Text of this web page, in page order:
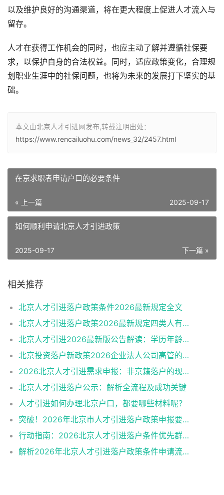
以及维护良好的沟通渠道，将在更大程度上促进人才流入与
留存。
人才在获得工作机会的同时，也应主动了解并遵循社保要
求，以保护自身的合法权益。同时，适应政策变化，合理规
划职业生涯中的社保问题，也将为未来的发展打下坚实的基
础。
本文由北京人才引进网发布,转载注明出处：
https://www.rencailuohu.com/news_32/2457.html
在京求职者申请户口的必要条件
« 上一篇 2025-09-17
如何顺利申请北京人才引进政策
下一篇 »
2025-09-17
相关推荐
北京人才引进落户政策条件2026最新规定全文
北京人才引进落户政策2026最新规定四类人有资格
北京人才引进2026最新版公告解读：学历年龄是门槛
北京投资落户新政策2026企业法人公司高管的福音
2026北京人才引进需求申报：非京籍落户的现状与困境
北京人才引进落户公示：解析全流程及成功关键
人才引进如何办理北京户口，都要哪些材料呢？
突破！2026年北京市人才引进落户政策申报要求操作指南
行动指南：2026北京人才引进落户条件优先群体政策红利
解析2026年北京人才引进落户政策条件申请流程材料准备